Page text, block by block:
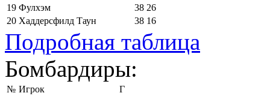
19 Фулхэм 38 26
20 Хаддерсфилд Таун 38 16
Подробная таблица
Бомбардиры:
№ Игрок
Г